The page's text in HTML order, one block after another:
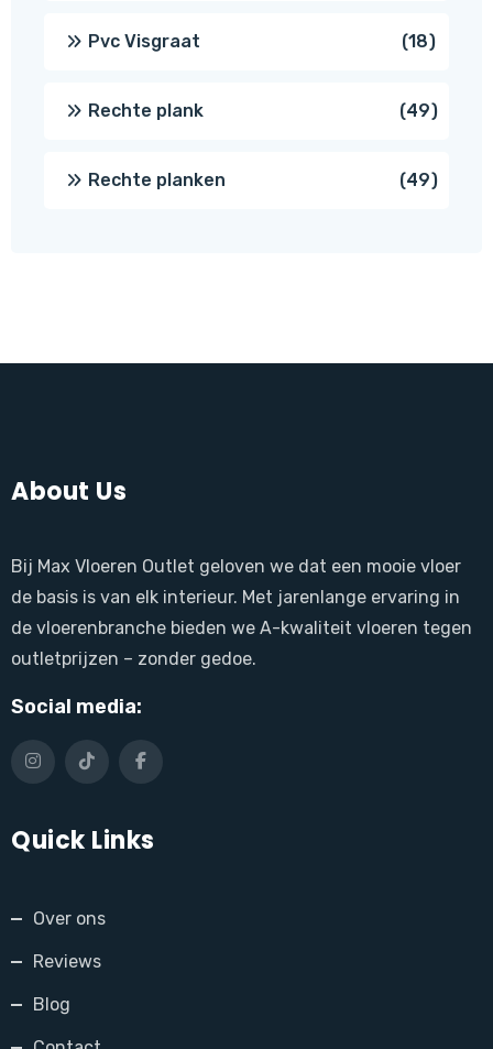
Pvc Visgraat 1818
Rechte plank 4949
Rechte planken 4949
About Us
Bij Max Vloeren Outlet geloven we dat een mooie vloer
de basis is van elk interieur. Met jarenlange ervaring in
de vloerenbranche bieden we A-kwaliteit vloeren tegen
outletprijzen – zonder gedoe.
Social media:
Quick Links
Over ons
Reviews
Blog